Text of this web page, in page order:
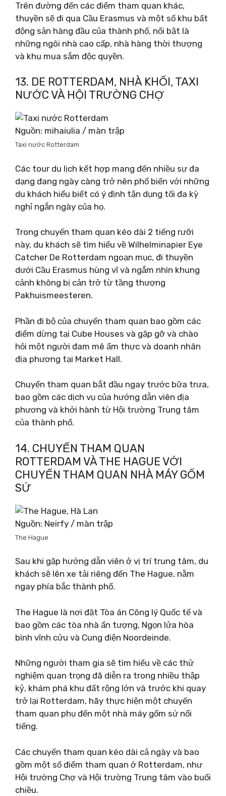
Trên đường đến các điểm tham quan khác,
thuyền sẽ đi qua Cầu Erasmus và một số khu bất
động sản hàng đầu của thành phố, nổi bật là
những ngôi nhà cao cấp, nhà hàng thời thượng
và khu mua sắm độc quyền.
13. DE ROTTERDAM, NHÀ KHỐI, TAXI
NƯỚC VÀ HỘI TRƯỜNG CHỢ
Nguồn: mihaiulia / màn trập
Taxi nước Rotterdam
Các tour du lịch kết hợp mang đến nhiều sự đa
dạng đang ngày càng trở nên phổ biến với những
du khách hiểu biết có ý định tận dụng tối đa kỳ
nghỉ ngắn ngày của họ.
Trong chuyến tham quan kéo dài 2 tiếng rưỡi
này, du khách sẽ tìm hiểu về Wilhelminapier Eye
Catcher De Rotterdam ngoạn mục, đi thuyền
dưới Cầu Erasmus hùng vĩ và ngắm nhìn khung
cảnh không bị cản trở từ tầng thượng
Pakhuismeesteren.
Phần đi bộ của chuyến tham quan bao gồm các
điểm dừng tại Cube Houses và gặp gỡ và chào
hỏi một người đam mê ẩm thực và doanh nhân
địa phương tại Market Hall.
Chuyến tham quan bắt đầu ngay trước bữa trưa,
bao gồm các dịch vụ của hướng dẫn viên địa
phương và khởi hành từ Hội trường Trung tâm
của thành phố.
14. CHUYẾN THAM QUAN
ROTTERDAM VÀ THE HAGUE VỚI
CHUYẾN THAM QUAN NHÀ MÁY GỐM
SỨ
Nguồn: Neirfy / màn trập
The Hague
Sau khi gặp hướng dẫn viên ở vị trí trung tâm, du
khách sẽ lên xe tải riêng đến The Hague, nằm
ngay phía bắc thành phố.
The Hague là nơi đặt Tòa án Công lý Quốc tế và
bao gồm các tòa nhà ấn tượng, Ngọn lửa hòa
bình vĩnh cửu và Cung điện Noordeinde.
Những người tham gia sẽ tìm hiểu về các thử
nghiệm quan trọng đã diễn ra trong nhiều thập
kỷ, khám phá khu đất rộng lớn và trước khi quay
trở lại Rotterdam, hãy thực hiện một chuyến
tham quan phụ đến một nhà máy gốm sứ nổi
tiếng.
Các chuyến tham quan kéo dài cả ngày và bao
gồm một số điểm tham quan ở Rotterdam, như
Hội trường Chợ và Hội trường Trung tâm vào buổi
chiều.